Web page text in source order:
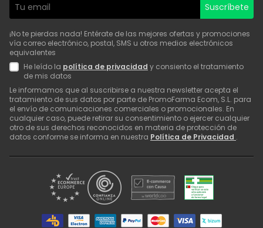
Suscríbete
¡No te pierdas nada! Entérate de las mejores ofertas y promociones
vía correo electrónico, postal, SMS u otros medios electrónicos
equivalentes
He leído la política de privacidad y consiento el tratamiento
de mis datos
Le informamos que al suscribirse a nuestra newsletter acepta el
tratamiento de sus datos por parte de PromoFarma Ecom, S.L. para
el envío de comunicaciones comerciales o promocionales. En
cualquier caso, puede retirar su consentimiento o ejercer cualquier
otro de sus derechos reconocidos en materia de protección de
datos conforme se informa en nuestra Política de Privacidad .